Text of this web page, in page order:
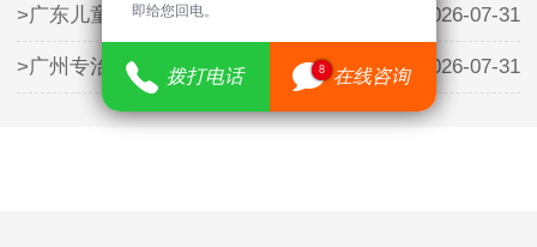
>广东儿童矮小哪家医院好——利用暑 2026-07-31
>广州专治儿童矮小医院哪里有——暑 2026-07-31
即给您回电。
拨打电话 8 在线咨询